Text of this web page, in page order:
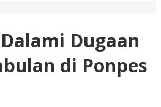
Dugaan
di Ponpes